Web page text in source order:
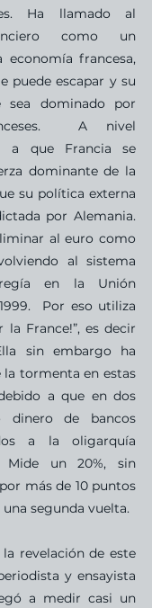
Ha llamado al
como un
economía francesa,
puede escapar y su
sea dominado por
A nivel
a que Francia se
dominante de la
su política externa
por Alemania.
al euro como
al sistema
en la Unión
Por eso utiliza
la France!”, es decir
sin embargo ha
la tormenta en estas
a que en dos
dinero de bancos
a la oligarquía
Mide un 20%, sin
más de 10 puntos
segunda vuelta.
revelación de este
y ensayista
a medir casi un